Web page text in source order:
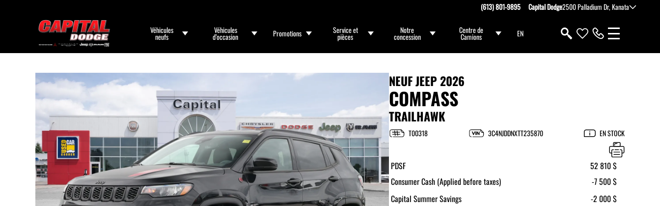
(613) 801-9895 Capital Dodge2500 Palladium Dr, Kanata
Véhicules
neufs
Véhicules
d’occasion Promotions Service et
pièces
Notre
concession
Centre de
Camions EN
NEUFJEEP 2026
COMPASS
TRAILHAWK
T00318 3C4NJDDNXTT235870 EN STOCK
PDSF
52 810 $
Consumer Cash (Applied before taxes)
-7 500 $
Capital Summer Savings
-2 000 $